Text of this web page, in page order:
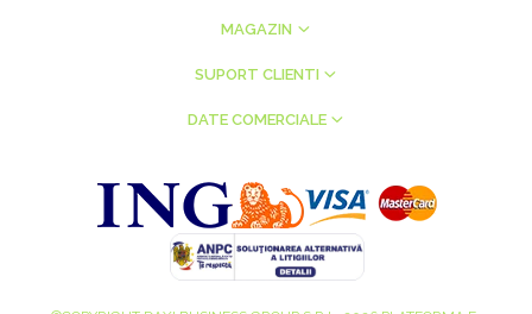
MAGAZIN
SUPORT CLIENTI
DATE COMERCIALE